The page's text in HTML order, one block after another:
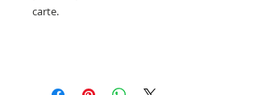
carte.